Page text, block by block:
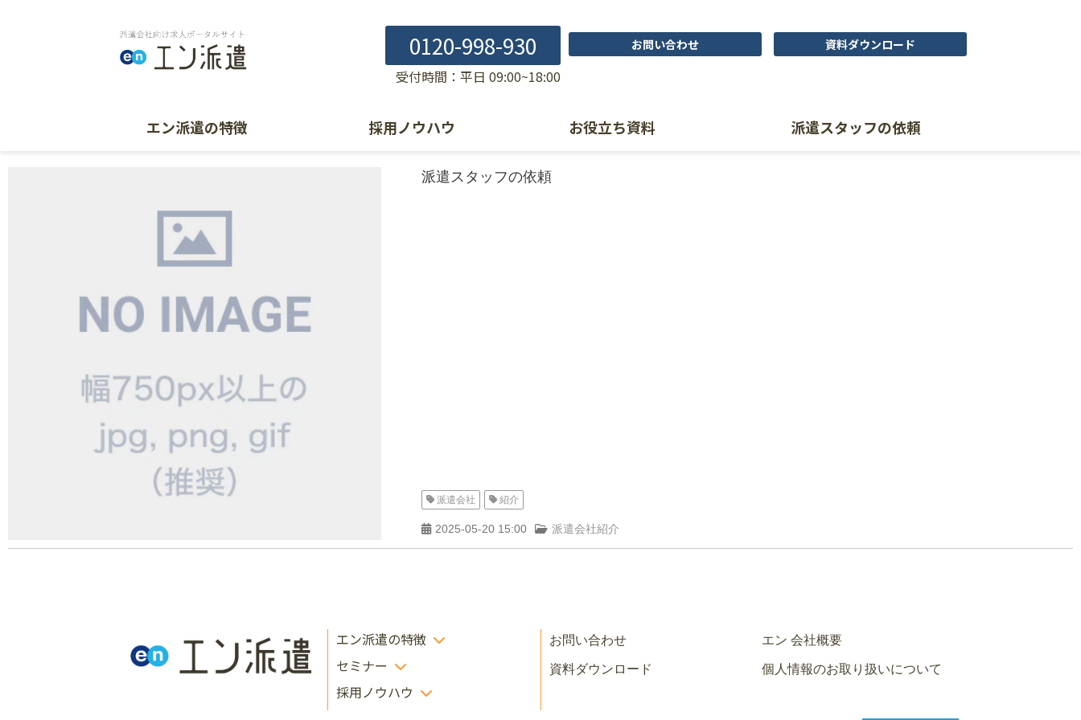
0120-998-930
受付時間：平日 09:00~18:00
お問い合わせ 資料ダウンロード
エン派遣の特徴 採用ノウハウ お役立ち資料 派遣スタッフの依頼
派遣スタッフの依頼
派遣会社 紹介
2025-05-20 15:00 派遣会社紹介
エン派遣の特徴
セミナー
採用ノウハウ
お問い合わせ
資料ダウンロード
エン 会社概要
個人情報のお取り扱いについて